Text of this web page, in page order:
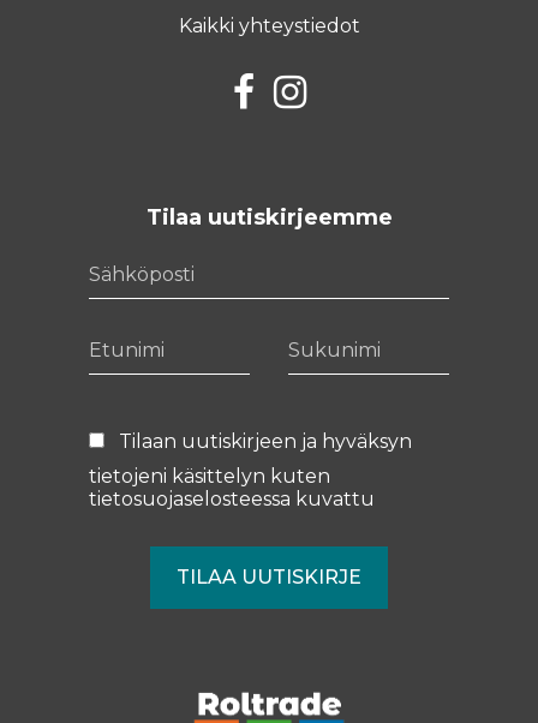
Kaikki yhteystiedot
FacebookInstagram
Tilaa uutiskirjeemme
Tilaan uutiskirjeen ja hyväksyn
tietojeni käsittelyn kuten
tietosuojaselosteessa kuvattu